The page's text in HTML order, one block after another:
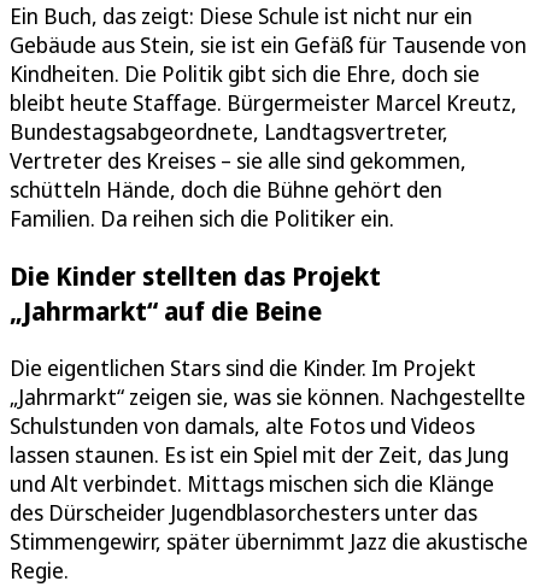
Ein Buch, das zeigt: Diese Schule ist nicht nur ein
Gebäude aus Stein, sie ist ein Gefäß für Tausende von
Kindheiten. Die Politik gibt sich die Ehre, doch sie
bleibt heute Staffage. Bürgermeister Marcel Kreutz,
Bundestagsabgeordnete, Landtagsvertreter,
Vertreter des Kreises – sie alle sind gekommen,
schütteln Hände, doch die Bühne gehört den
Familien. Da reihen sich die Politiker ein.
Die Kinder stellten das Projekt
„Jahrmarkt“ auf die Beine
Die eigentlichen Stars sind die Kinder. Im Projekt
„Jahrmarkt“ zeigen sie, was sie können. Nachgestellte
Schulstunden von damals, alte Fotos und Videos
lassen staunen. Es ist ein Spiel mit der Zeit, das Jung
und Alt verbindet. Mittags mischen sich die Klänge
des Dürscheider Jugendblasorchesters unter das
Stimmengewirr, später übernimmt Jazz die akustische
Regie.